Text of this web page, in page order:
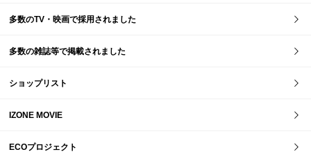
多数のTV・映画で採用されました
多数の雑誌等で掲載されました
ショップリスト
IZONE MOVIE
ECOプロジェクト